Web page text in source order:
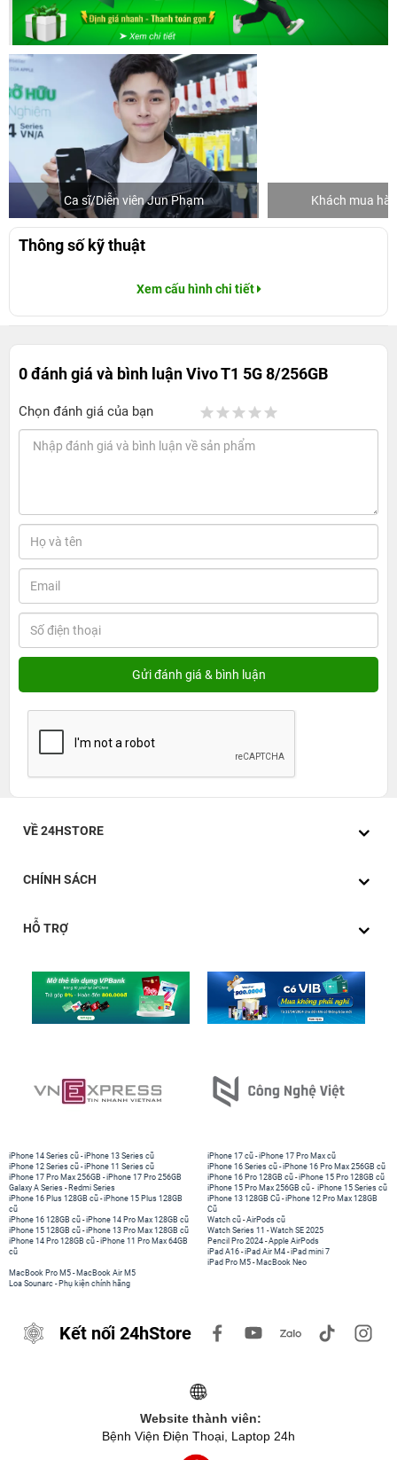
Ca sĩ/Diễn viên Jun Phạm Khách mua
Thông số kỹ thuật
Xem cấu hình chi tiết
0 đánh giá và bình luậnVivo T1 5G 8/256GB
Chọn đánh giá của bạn
VỀ 24HSTORE
CHÍNH SÁCH
HỖ TRỢ
iPhone 14 Series cũ -iPhone 13 Series cũ
iPhone 12 Series cũ -iPhone 11 Series cũ
iPhone 17 Pro Max 256GB -iPhone 17 Pro 256GB
Galaxy A Series - Redmi Series
iPhone 17 cũ -iPhone 17 Pro Max cũ
iPhone 16 Series cũ - iPhone 16 Pro Max 256GB cũ
iPhone 16 Pro 128GB cũ -iPhone 15 Pro 128GB cũ
iPhone 15 Pro Max 256GB cũ - iPhone 15 Series cũ
iPhone 16 Plus 128GB cũ -iPhone 15 Plus 128GB
cũ
iPhone 16 128GB cũ -iPhone 14 Pro Max 128GB cũ
iPhone 15 128GB cũ -iPhone 13 Pro Max 128GB cũ
iPhone 14 Pro 128GB cũ -iPhone 11 Pro Max 64GB
cũ
iPhone 13 128GB Cũ -iPhone 12 Pro Max 128GB
Cũ
Watch cũ -AirPods cũ
Watch Series 11 -Watch SE 2025
Pencil Pro 2024 -Apple AirPods
iPad A16 -iPad Air M4 -iPad mini 7
iPad Pro M5 - MacBook Neo
MacBook Pro M5 - MacBook Air M5
Loa Sounarc - Phụ kiện chính hãng
Kết nối 24hStore
Website thành viên:
Bệnh Viện Điện Thoại, Laptop 24h